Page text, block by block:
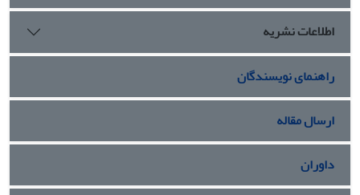
اطلاعات نشریه
راهنمای نویسندگان
ارسال مقاله
داوران